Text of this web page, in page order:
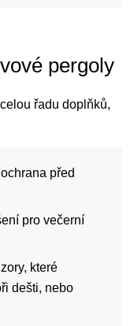
pergoly
řadu doplňků,
před
pro večerní
které
dešti, nebo